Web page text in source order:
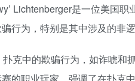
Lichtenberger是一位美国
行为，特别是其中涉及的非
克中的欺骗行为，如诈唬和